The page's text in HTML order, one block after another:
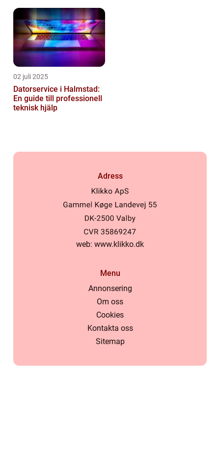
02 juli 2025
Datorservice i Halmstad:
En guide till professionell
teknisk hjälp
Adress
web: www.klikko.dk
Menu
Annonsering
Om oss
Cookies
Kontakta oss
Sitemap